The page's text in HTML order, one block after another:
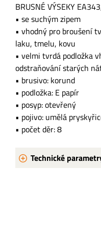
BRUSNÉ VÝSEKY
• se suchým zipem
• vhodný pro broušení
laku, tmelu, kovu
• velmi tvrdá podložka
odstraňování starých
• brusivo: korund
• podložka: E papír
• posyp: otevřený
• pojivo: umělá
• počet děr: 8
Technické